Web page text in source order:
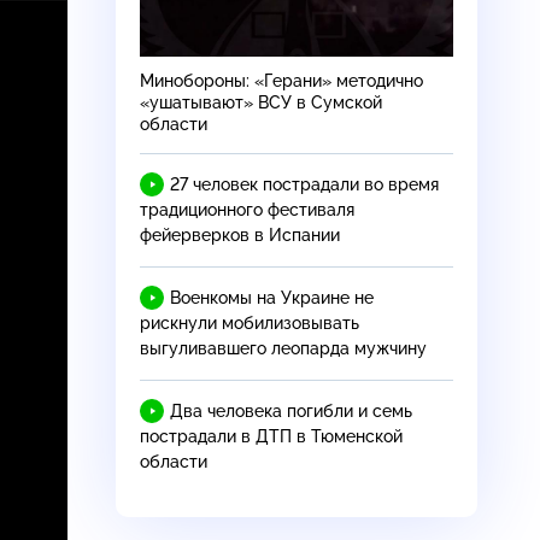
Минобороны: «Герани» методично
«ушатывают» ВСУ в Сумской
области
27 человек пострадали во время
традиционного фестиваля
фейерверков в Испании
Военкомы на Украине не
рискнули мобилизовывать
выгуливавшего леопарда мужчину
Два человека погибли и семь
пострадали в ДТП в Тюменской
области